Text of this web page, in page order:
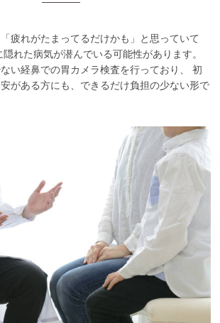
疲れがたまってるだけかも」と思っていて
れた病気が潜んでいる可能性があります。
い経鼻での胃カメラ検査を行っており、 初
がある方にも、できるだけ負担の少ない形で